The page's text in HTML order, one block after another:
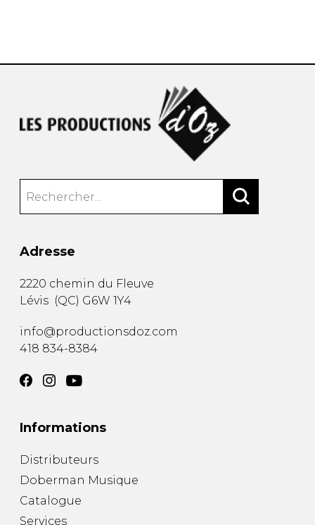
Adresse
2220 chemin du Fleuve
Lévis (QC) G6W 1Y4
info@productionsdoz.com
418 834-8384
Informations
Distributeurs
Doberman Musique
Catalogue
Services